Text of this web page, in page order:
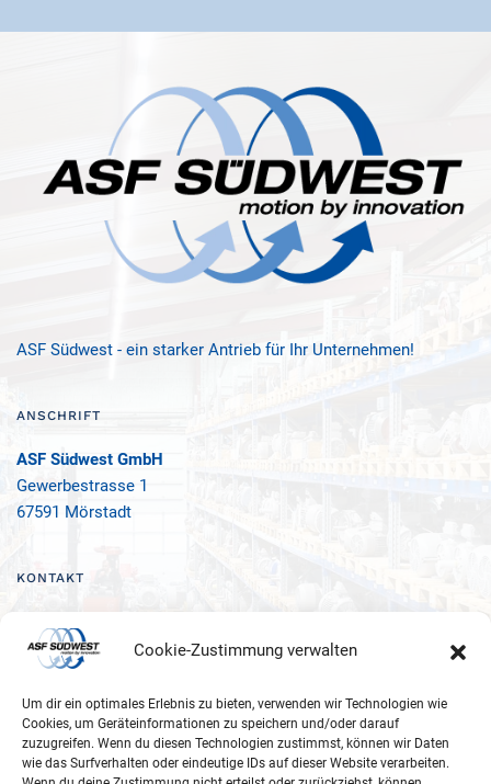
Cookie-Zustimmung verwalten
Um dir ein optimales Erlebnis zu bieten, verwenden wir Technologien wie
Cookies, um Geräteinformationen zu speichern und/oder darauf
zuzugreifen. Wenn du diesen Technologien zustimmst, können wir Daten
wie das Surfverhalten oder eindeutige IDs auf dieser Website verarbeiten.
ASF Südwest - ein starker Antrieb für Ihr Unternehmen!
ANSCHRIFT
ASF Südwest GmbH
Gewerbestrasse 1
67591 Mörstadt
KONTAKT
Fax: +49 6247 2279970
eMail: info@asf-sw.com